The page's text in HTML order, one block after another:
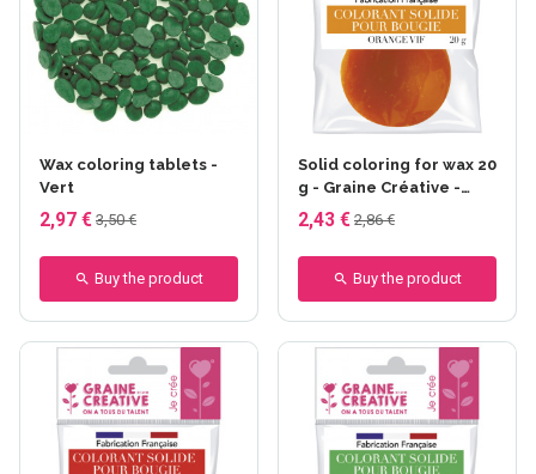
Wax coloring tablets -
Vert
2,97 € 3,50 €
Buy the product
Solid coloring for wax 20
g - Graine Créative -
Orange Vif
2,43 € 2,86 €
Buy the product